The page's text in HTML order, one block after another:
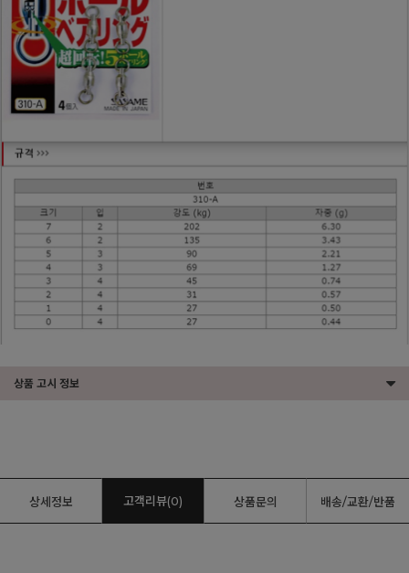
상품 고시 정보
상세정보 고객리뷰(0) 상품문의 배송/교환/반품